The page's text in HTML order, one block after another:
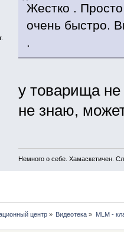
Жестко .
очень быстро.
.
у товарища не
не знаю,
Немного о себе. Хамаскетичен.
центр» Видеотека » MLM -